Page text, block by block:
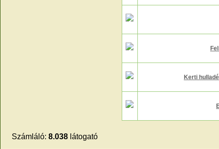
Kerti
Számláló: 8.038látogató